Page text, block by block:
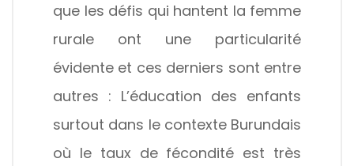
que les défis qui hantent la femme
rurale ont une particularité
évidente et ces derniers sont entre
autres : L’éducation des enfants
surtout dans le contexte Burundais
où le taux de fécondité est très